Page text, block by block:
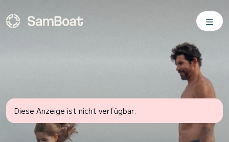
Diese Anzeige ist nicht verfügbar.